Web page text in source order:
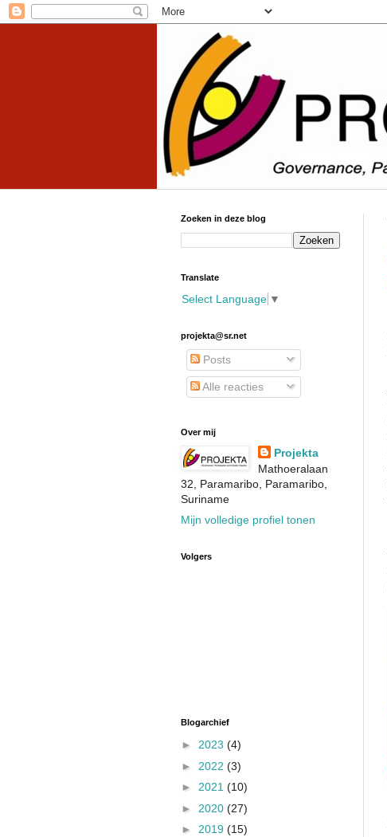
Zoeken in deze blog
Translate
Select Language ▼
projekta@sr.net
Posts
Alle reacties
Over mij
Projekta
Mathoeralaan
32, Paramaribo, Paramaribo,
Suriname
Mijn volledige profiel tonen
Volgers
Blogarchief
► 2023 (4)
► 2022 (3)
► 2021 (10)
► 2020 (27)
► 2019 (15)